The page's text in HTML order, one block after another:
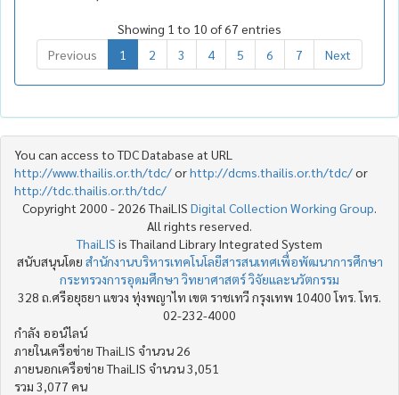
Showing 1 to 10 of 67 entries
Previous
1 2 3 4 5 6 7 Next
You can access to TDC Database at URL
http://www.thailis.or.th/tdc/orhttp://dcms.thailis.or.th/tdc/or
http://tdc.thailis.or.th/tdc/
Copyright 2000 - 2026 ThaiLIS Digital Collection Working Group
All rights reserved.
ThaiLIS is Thailand Library Integrated System
สนับสนุนโดย สำนักงานบริหารเทคโนโลยีสารสนเทศเพื่อพัฒนาการศึกษา
กระทรวงการอุดมศึกษา วิทยาศาสตร์ วิจัยและนวัตกรรม
328 ถ.ศรีอยุธยา แขวง ทุ่งพญาไท เขต ราชเทวี กรุงเทพ 10400 โทร. โทร.
02-232-4000
กำลัง ออน์ไลน์
ภายในเครือข่าย ThaiLIS จำนวน 26
ภายนอกเครือข่าย ThaiLIS จำนวน 3,051
รวม 3,077 คน